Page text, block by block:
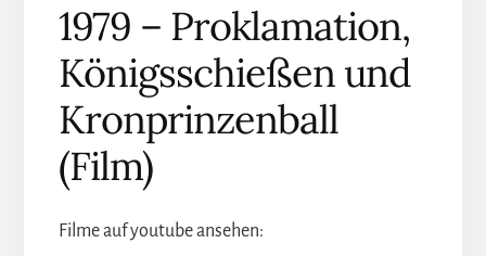
1979 – Proklamation,
Königsschießen und
Kronprinzenball
(Film)
Filme auf youtube ansehen: